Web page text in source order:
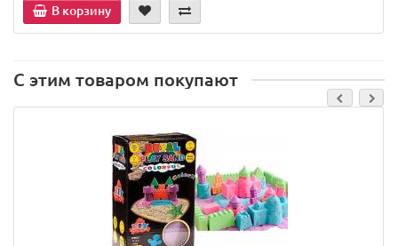
В корзину
С этим товаром покупают